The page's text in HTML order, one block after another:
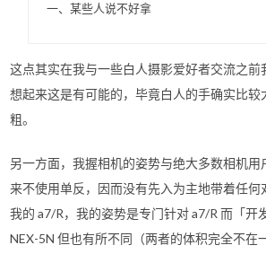
一、某些人说不好拿
这点其实在我与一些白人摄影爱好者交流之前
想起来这是有可能的，毕竟白人的手确实比较
粗。
另一方面，我握相机的姿势与绝大多数相机用
来不使用单反，因而没有先入为主地带着任何
我的 a7/R，我的姿势是专门针对 a7/R 而「开
NEX-5N 但也有所不同（两者的体积完全不在